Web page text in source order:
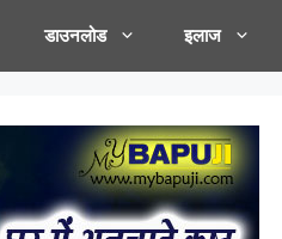
डाउनलोड इलाज